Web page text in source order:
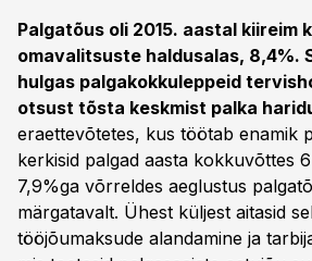
Palgatõus oli 2015. aastal kiireim
omavalitsuste haldusalas, 8,4%.
hulgas palgakokkuleppeid
otsust tõsta keskmist palka
eraettevõtetes, kus töötab enamik
kerkisid palgad aasta kokkuvõttes
7,9%ga võrreldes aeglustus
märgatavalt. Ühest küljest aitasid
tööjõumaksude alandamine ja